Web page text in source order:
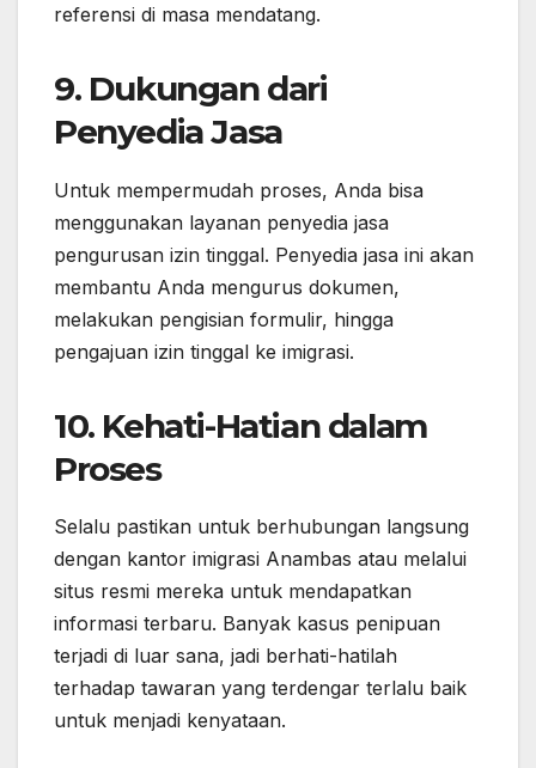
referensi di masa mendatang.
9. Dukungan dari
Penyedia Jasa
Untuk mempermudah proses, Anda bisa
menggunakan layanan penyedia jasa
pengurusan izin tinggal. Penyedia jasa ini akan
membantu Anda mengurus dokumen,
melakukan pengisian formulir, hingga
pengajuan izin tinggal ke imigrasi.
10. Kehati-Hatian dalam
Proses
Selalu pastikan untuk berhubungan langsung
dengan kantor imigrasi Anambas atau melalui
situs resmi mereka untuk mendapatkan
informasi terbaru. Banyak kasus penipuan
terjadi di luar sana, jadi berhati-hatilah
terhadap tawaran yang terdengar terlalu baik
untuk menjadi kenyataan.